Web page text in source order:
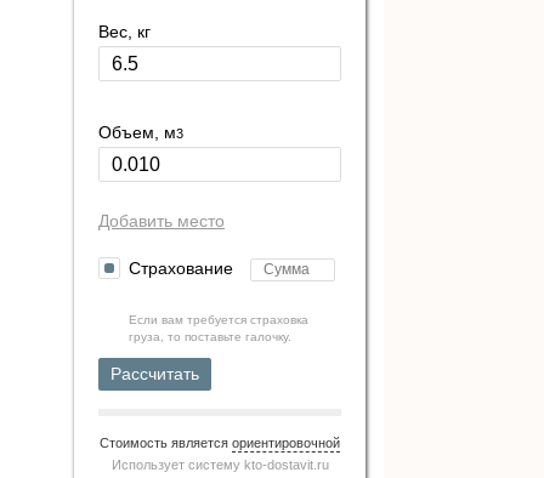
Вес, кг
Объем, м3
Добавить место
Страхование
Если вам требуется страховка
груза, то поставьте галочку.
Рассчитать
Стоимость является ориентировочной
Использует систему kto-dostavit.ru